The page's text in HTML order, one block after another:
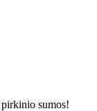
sumos!